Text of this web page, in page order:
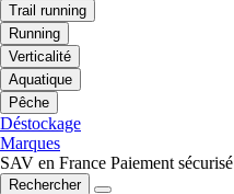
Trail running
Running
Verticalité
Aquatique
Pêche
Déstockage
Marques
SAV en France Paiement sécurisé
Rechercher